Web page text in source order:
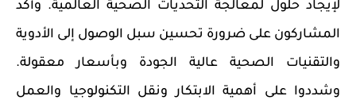
لإيجاد حلول لمعالجة التحديات الصحية العالمية. وأكّد
المشاركون على ضرورة تحسين سبل الوصول إلى الأدوية
والتقنيات الصحية عالية الجودة وبأسعار معقولة.
وشددوا على أهمية الابتكار ونقل التكنولوجيا والعمل